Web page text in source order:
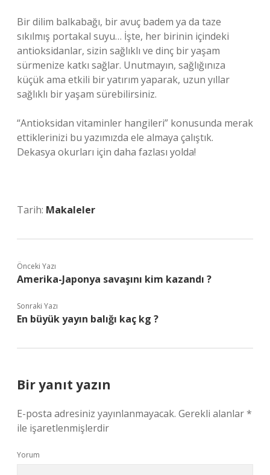
Bir dilim balkabağı, bir avuç badem ya da taze
sıkılmış portakal suyu… İşte, her birinin içindeki
antioksidanlar, sizin sağlıklı ve dinç bir yaşam
sürmenize katkı sağlar. Unutmayın, sağlığınıza
küçük ama etkili bir yatırım yaparak, uzun yıllar
sağlıklı bir yaşam sürebilirsiniz.
“Antioksidan vitaminler hangileri” konusunda merak
ettiklerinizi bu yazımızda ele almaya çalıştık.
Dekasya okurları için daha fazlası yolda!
Tarih: Makaleler
Önceki Yazı
Amerika-Japonya savaşını kim kazandı ?
Sonraki Yazı
En büyük yayın balığı kaç kg ?
Bir yanıt yazın
E-posta adresiniz yayınlanmayacak. Gerekli alanlar*
ile işaretlenmişlerdir
Yorum